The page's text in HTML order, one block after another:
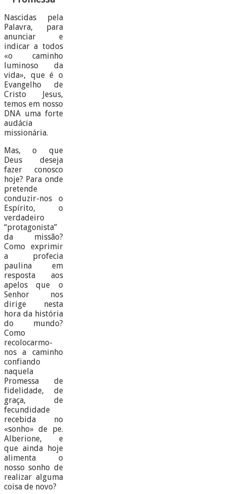
Nascidas pela
Palavra, para
anunciar e
indicar a todos
«o caminho
luminoso da
vida», que é o
Evangelho de
Cristo Jesus,
temos em nosso
DNA uma forte
audácia
missionária.
Mas, o que
Deus deseja
fazer conosco
hoje? Para onde
pretende
conduzir-nos o
Espírito, o
verdadeiro
“protagonista”
da missão?
Como exprimir
a profecia
paulina em
resposta aos
apelos que o
Senhor nos
dirige nesta
hora da história
do mundo?
Como
recolocarmo-
nos a caminho
confiando
naquela
Promessa de
fidelidade, de
graça, de
fecundidade
recebida no
«sonho» de pe.
Alberione, e
que ainda hoje
alimenta o
nosso sonho de
realizar alguma
coisa de novo?